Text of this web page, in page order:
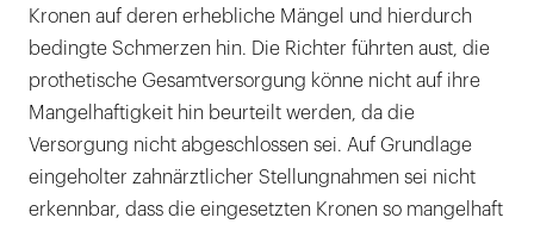
Kronen auf deren erhebliche Mängel und hierdurch
bedingte Schmerzen hin. Die Richter führten aust, die
prothetische Gesamtversorgung könne nicht auf ihre
Mangelhaftigkeit hin beurteilt werden, da die
Versorgung nicht abgeschlossen sei. Auf Grundlage
eingeholter zahnärztlicher Stellungnahmen sei nicht
erkennbar, dass die eingesetzten Kronen so mangelhaft